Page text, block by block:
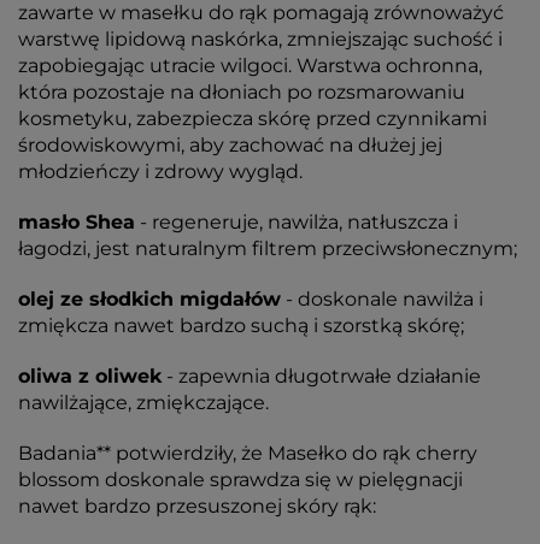
zawarte w masełku do rąk pomagają zrównoważyć
warstwę lipidową naskórka, zmniejszając suchość i
zapobiegając utracie wilgoci. Warstwa ochronna,
która pozostaje na dłoniach po rozsmarowaniu
kosmetyku, zabezpiecza skórę przed czynnikami
środowiskowymi, aby zachować na dłużej jej
młodzieńczy i zdrowy wygląd.
masło Shea - regeneruje, nawilża, natłuszcza i
łagodzi, jest naturalnym filtrem przeciwsłonecznym;
olej ze słodkich migdałów - doskonale nawilża i
zmiękcza nawet bardzo suchą i szorstką skórę;
oliwa z oliwek- zapewnia długotrwałe działanie
nawilżające, zmiękczające.
Badania** potwierdziły, że Masełko do rąk cherry
blossom doskonale sprawdza się w pielęgnacji
nawet bardzo przesuszonej skóry rąk: